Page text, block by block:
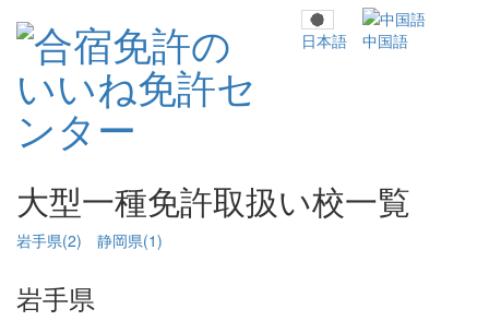
日本語 中国語
大型一種免許取扱い校一覧
岩手県(2) 静岡県(1)
岩手県